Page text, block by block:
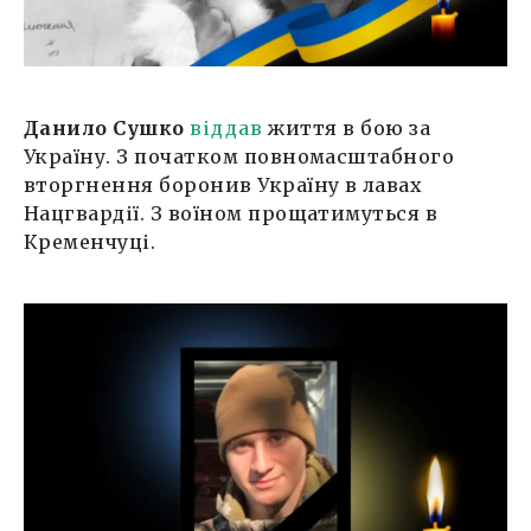
Данило Сушко віддав життя в бою за
Україну. З початком повномасштабного
вторгнення боронив Україну в лавах
Нацгвардії. З воїном прощатимуться в
Кременчуці.